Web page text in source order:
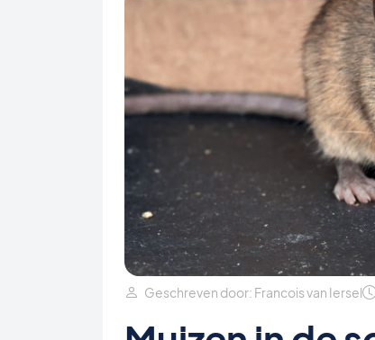
Geschreven door: Francois van Iersel